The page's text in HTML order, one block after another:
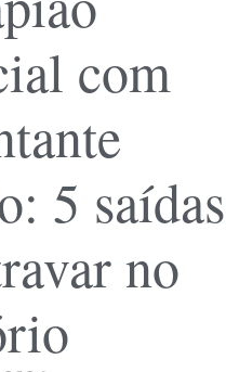
com
5 saídas
no